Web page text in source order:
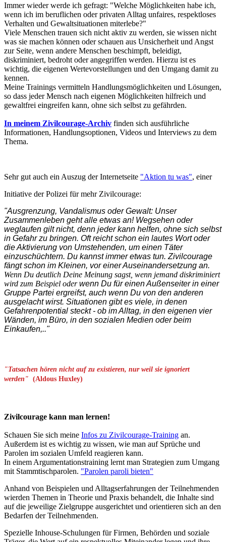
Immer wieder werde ich gefragt: "Welche Möglichkeiten habe ich,
wenn ich im beruflichen oder privaten Alltag unfaires, respektloses
Verhalten und Gewaltsituationen miterlebe?"
Viele Menschen trauen sich nicht aktiv zu werden, sie wissen nicht
was sie machen können oder schauen aus Unsicherheit und Angst
zur Seite, wenn andere Menschen beschimpft, beleidigt,
diskriminiert, bedroht oder angegriffen werden. Hierzu ist es
wichtig, die eigenen Wertevorstellungen und den Umgang damit zu
kennen.
Meine Trainings vermitteln Handlungsmöglichkeiten und Lösungen,
so dass jeder Mensch nach eigenen Möglichkeiten hilfreich und
gewaltfrei eingreifen kann, ohne sich selbst zu gefährden.
In meinem Zivilcourage-Archiv finden sich ausführliche
Informationen, Handlungsoptionen, Videos und Interviews zu dem
Thema.
Sehr gut auch ein Auszug der Internetseite "Aktion tu was", einer
Initiative der Polizei für mehr Zivilcourage:
"Ausgrenzung, Vandalismus oder Gewalt: Unser
Zusammenleben geht alle etwas an! Wegsehen oder
weglaufen gilt nicht, denn jeder kann helfen, ohne sich selbst
in Gefahr zu bringen. Oft reicht schon ein lautes Wort oder
die Aktivierung von Umstehenden, um einen Täter
einzuschüchtern. Du kannst immer etwas tun. Zivilcourage
fängt schon im Kleinen, vor einer Auseinandersetzung an.
Wenn Du deutlich Deine Meinung sagst, wenn jemand diskriminiert
wird zum Beispiel oderwenn Du für einen Außenseiter in einer
Gruppe Partei ergreifst, auch wenn Du von den anderen
ausgelacht wirst. Situationen gibt es viele, in denen
Gefahrenpotential steckt - ob im Alltag, in den eigenen vier
Wänden, im Büro, in den sozialen Medien oder beim
Einkaufen,.."
"Tatsachen hören nicht auf zu existieren, nur weil sie ignoriert
werden" (Aldous Huxley)
Zivilcourage kann man lernen!
Schauen Sie sich meine Infos zu Zivilcourage-Training an.
Außerdem ist es wichtig zu wissen, wie man auf Sprüche und
Parolen im sozialen Umfeld reagieren kann.
In einem Argumentationstraining lernt man Strategien zum Umgang
mit Stammtischparolen. "Parolen paroli bieten"
An­hand von Beispielen und Alltagserfahrungen der Teilnehmenden
wierden Themen in Theorie und Praxis behandelt, die Inhalte sind
auf die jeweilige Zielgruppe ausgerichtet und orientieren sich an den
Bedarfen der Teilnehmenden.
Spezielle Inhouse-Schulungen für Firmen, Behörden und soziale